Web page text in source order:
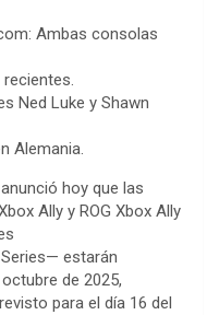
Ambas consolas
Ned Luke y Shawn
Alemania.
hoy que las
Ally y ROG Xbox Ally
estarán
de 2025,
para el día 16 del